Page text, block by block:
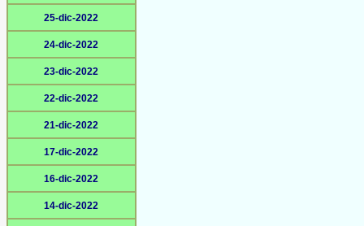
25-dic-2022
24-dic-2022
23-dic-2022
22-dic-2022
21-dic-2022
17-dic-2022
16-dic-2022
14-dic-2022